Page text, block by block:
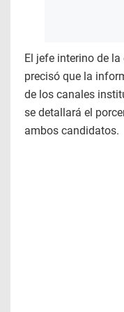
El jefe interino de
precisó que la
de los canales
se detallará el
ambos candidatos.